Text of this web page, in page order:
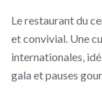
Le restaurant du
et convivial. Une
internationales,
gala et pauses